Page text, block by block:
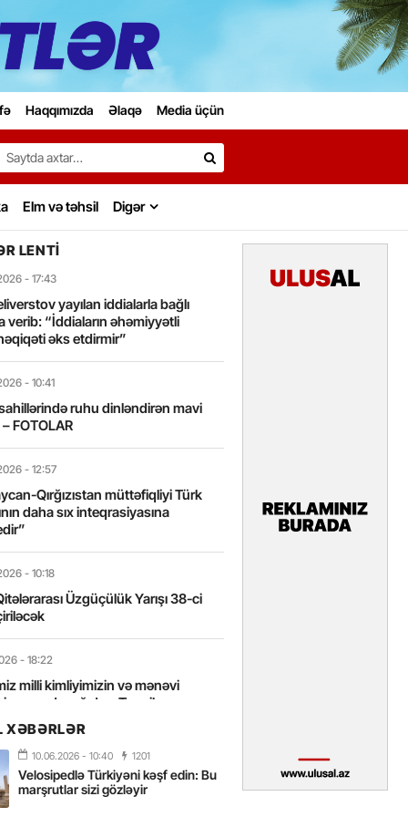
Haqqımızda Əlaqə Media üçün
Search…
Elm və təhsil Digər
LENTI
- 17:43
yayılan iddialarla bağlı
verib: “İddiaların əhəmiyyətli
əks etdirmir”
- 10:41
ruhu dinləndirən mavi
FOTOLAR
- 12:57
Qırğızıstan müttəfiqliyi Türk
daha sıx inteqrasiyasına
- 10:18
Üzgüçülük Yarışı 38-ci
- 18:22
milli kimliyimizin və mənəvi
əsas dayağıdır – Tənzilə
- 16:58
yalnız böyük liderlər dəyişir
XƏBƏRLƏR
10.06.2026 - 10:40 1201
Velosipedlə Türkiyəni kəşf edin: Bu
marşrutlar sizi gözləyir